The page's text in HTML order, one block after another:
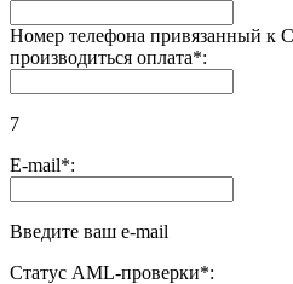
Номер телефона привязанный к
производиться оплата*:
7
E-mail*:
Введите ваш e-mail
Статус AML-проверки*: